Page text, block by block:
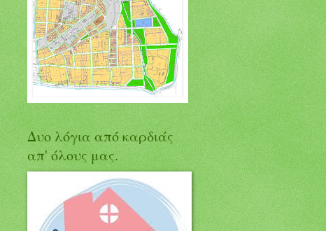
Δυο λόγια από καρδιάς
απ' όλους μας.